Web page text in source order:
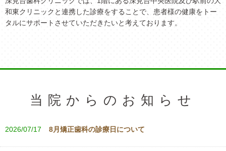
和東クリニックと連携した診療をすることで、患者様の健康をトー
タルにサポートさせていただきたいと考えております。
当院からのお知らせ
2026/07/17 8月矯正歯科の診療日について